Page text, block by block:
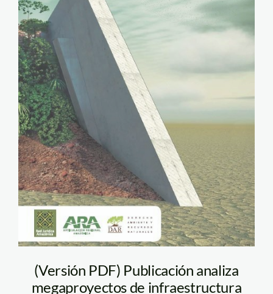
(Versión PDF) Publicación analiza
megaproyectos de infraestructura